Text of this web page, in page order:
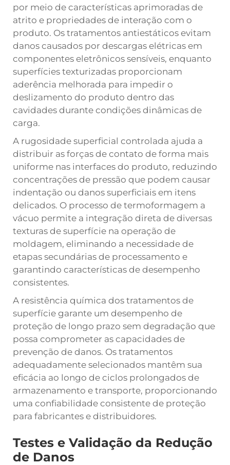
por meio de características aprimoradas de
atrito e propriedades de interação com o
produto. Os tratamentos antiestáticos evitam
danos causados por descargas elétricas em
componentes eletrônicos sensíveis, enquanto
superfícies texturizadas proporcionam
aderência melhorada para impedir o
deslizamento do produto dentro das
cavidades durante condições dinâmicas de
carga.
A rugosidade superficial controlada ajuda a
distribuir as forças de contato de forma mais
uniforme nas interfaces do produto, reduzindo
concentrações de pressão que podem causar
indentação ou danos superficiais em itens
delicados. O processo de termoformagem a
vácuo permite a integração direta de diversas
texturas de superfície na operação de
moldagem, eliminando a necessidade de
etapas secundárias de processamento e
garantindo características de desempenho
consistentes.
A resistência química dos tratamentos de
superfície garante um desempenho de
proteção de longo prazo sem degradação que
possa comprometer as capacidades de
prevenção de danos. Os tratamentos
adequadamente selecionados mantêm sua
eficácia ao longo de ciclos prolongados de
armazenamento e transporte, proporcionando
uma confiabilidade consistente de proteção
para fabricantes e distribuidores.
Testes e Validação da Redução
de Danos